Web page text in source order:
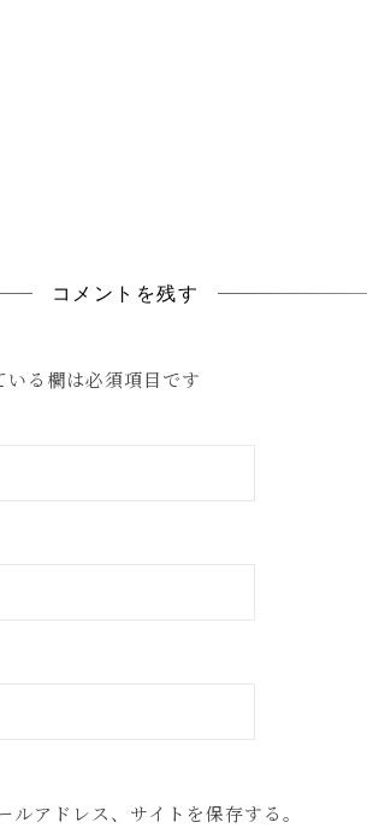
コメントを残す
いる欄は必須項目です
アドレス、サイトを保存する。